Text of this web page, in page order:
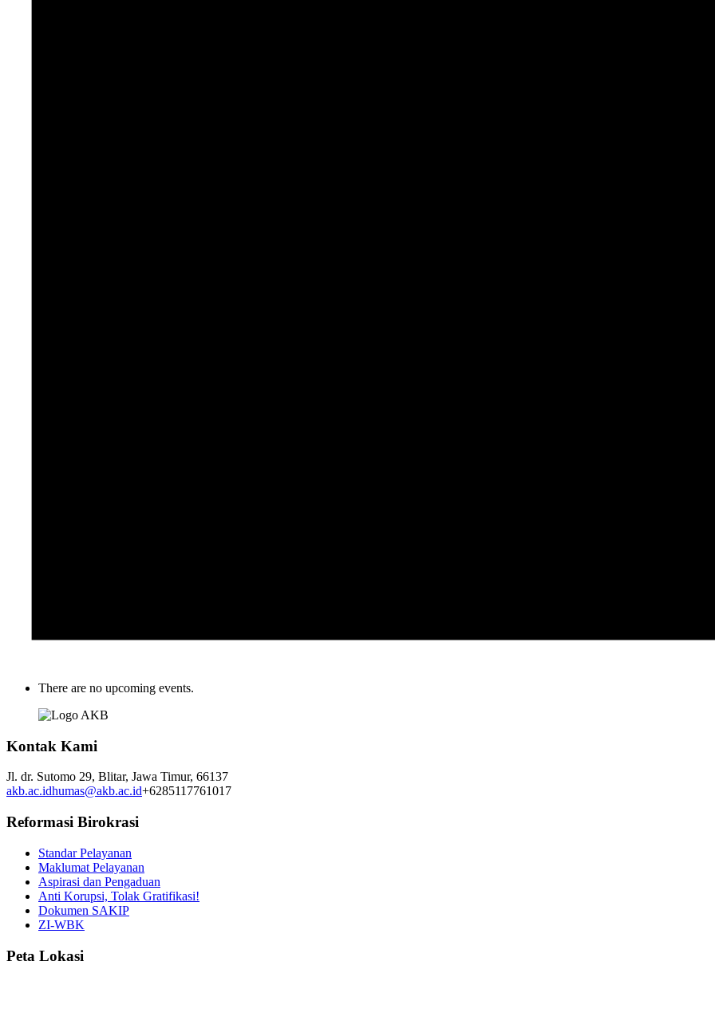
There are no upcoming events.
Kontak Kami
Jl. dr. Sutomo 29, Blitar, Jawa Timur, 66137
akb.ac.idhumas@akb.ac.id+6285117761017
Reformasi Birokrasi
Standar Pelayanan
Maklumat Pelayanan
Aspirasi dan Pengaduan
Anti Korupsi, Tolak Gratifikasi!
Dokumen SAKIP
ZI-WBK
Peta Lokasi